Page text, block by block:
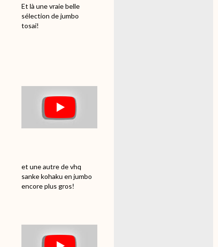
Et là une vraie belle
sélection de jumbo
tosai!
et une autre de vhq
sanke kohaku en jumbo
encore plus gros!